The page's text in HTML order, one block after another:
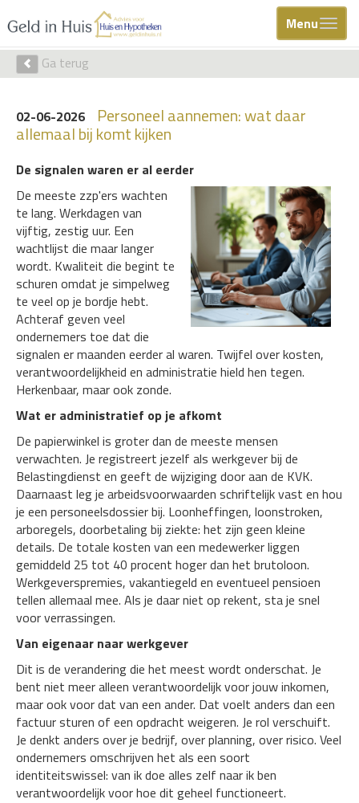
Menu
Ga terug
02-06-2026 Personeel aannemen: wat daar
allemaal bij komt kijken
De signalen waren er al eerder
De meeste zzp'ers wachten
te lang. Werkdagen van
vijftig, zestig uur. Een
wachtlijst die maar langer
wordt. Kwaliteit die begint te
schuren omdat je simpelweg
te veel op je bordje hebt.
Achteraf geven veel
ondernemers toe dat die
signalen er maanden eerder al waren. Twijfel over kosten,
verantwoordelijkheid en administratie hield hen tegen.
Herkenbaar, maar ook zonde.
Wat er administratief op je afkomt
De papierwinkel is groter dan de meeste mensen
verwachten. Je registreert jezelf als werkgever bij de
Belastingdienst en geeft de wijziging door aan de KVK.
Daarnaast leg je arbeidsvoorwaarden schriftelijk vast en hou
je een personeelsdossier bij. Loonheffingen, loonstroken,
arboregels, doorbetaling bij ziekte: het zijn geen kleine
details. De totale kosten van een medewerker liggen
gemiddeld 25 tot 40 procent hoger dan het brutoloon.
Werkgeverspremies, vakantiegeld en eventueel pensioen
tellen allemaal mee. Als je daar niet op rekent, sta je snel
voor verrassingen.
Van eigenaar naar werkgever
Dit is de verandering die het meest wordt onderschat. Je
bent niet meer alleen verantwoordelijk voor jouw inkomen,
maar ook voor dat van een ander. Dat voelt anders dan een
factuur sturen of een opdracht weigeren. Je rol verschuift.
Je denkt anders over je bedrijf, over planning, over risico. Veel
ondernemers omschrijven het als een soort
identiteitswissel: van ik doe alles zelf naar ik ben
verantwoordelijk voor hoe dit geheel functioneert.